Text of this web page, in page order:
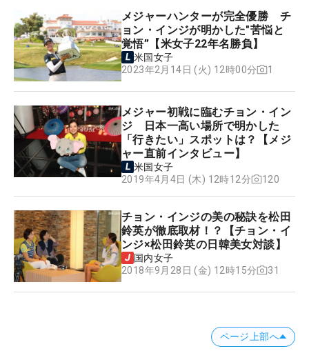
メジャーハンターが完全優勝 チ
ョン・インジが明かした"苦悩と
覚悟”【米女子22年名勝負】
米国女子
2023年2月14日 (火) 12時00分
1
メジャー初戦に臨むチョン・イン
ジ 日本一高い場所で明かした
「行きたい」スポットは？【メジ
ャー直前インタビュー】
米国女子
2019年4月4日 (木) 12時12分
120
チョン・インジの美の秘訣を松田
鈴英が徹底取材！？【チョン・イ
ンジ×松田鈴英の日韓美女対談】
国内女子
2018年9月28日 (金) 12時15分
31
ページ上部へ